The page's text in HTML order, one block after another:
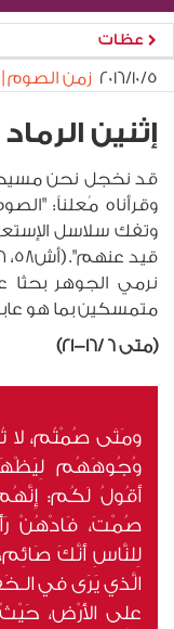
عظات
٥‏/١٠‏/٢٠١٦ زمن الصوم |
إثنين الرماد
قد نخجل نحن
وقرأناه مُعلناً:
وتفك سلاسل
نرمي الجوهر
متمسكين بما هو
(متى 6 /16-21)
ومَتَى صُمْتُم، لا
وُجُوهَهُم
أَقُولُ لَكُم:
صُمْتَ، فَادْهُنْ
لِلنَّاسِ أَنَّكَ
الَّذي يَرَى في
على الأَرْض،